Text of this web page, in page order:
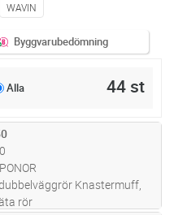
WAVIN
Byggvarubedömning
Alla 44 st
kundvagn
Knastermuff,
rör